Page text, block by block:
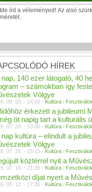
HÍREK
nap, 140 ezer látogató, 40
– számokban így
Völgye
08. 03. - 14:00 - Kultúra / Fesztiválok
érkezett a jubileumi
öt napig tart a kulturális
07. 29. - 13:00 - Kultúra / Fesztiválok
nap kultúra – elindult a
Völgye
07. 25. - 15:15 - Kultúra / Fesztiválok
köztérrel nyit a
07. 16. - 21:35 - Kultúra / Fesztiválok
díjat nyert a
05. 12. - 17:30 - Kultúra / Fesztiválok